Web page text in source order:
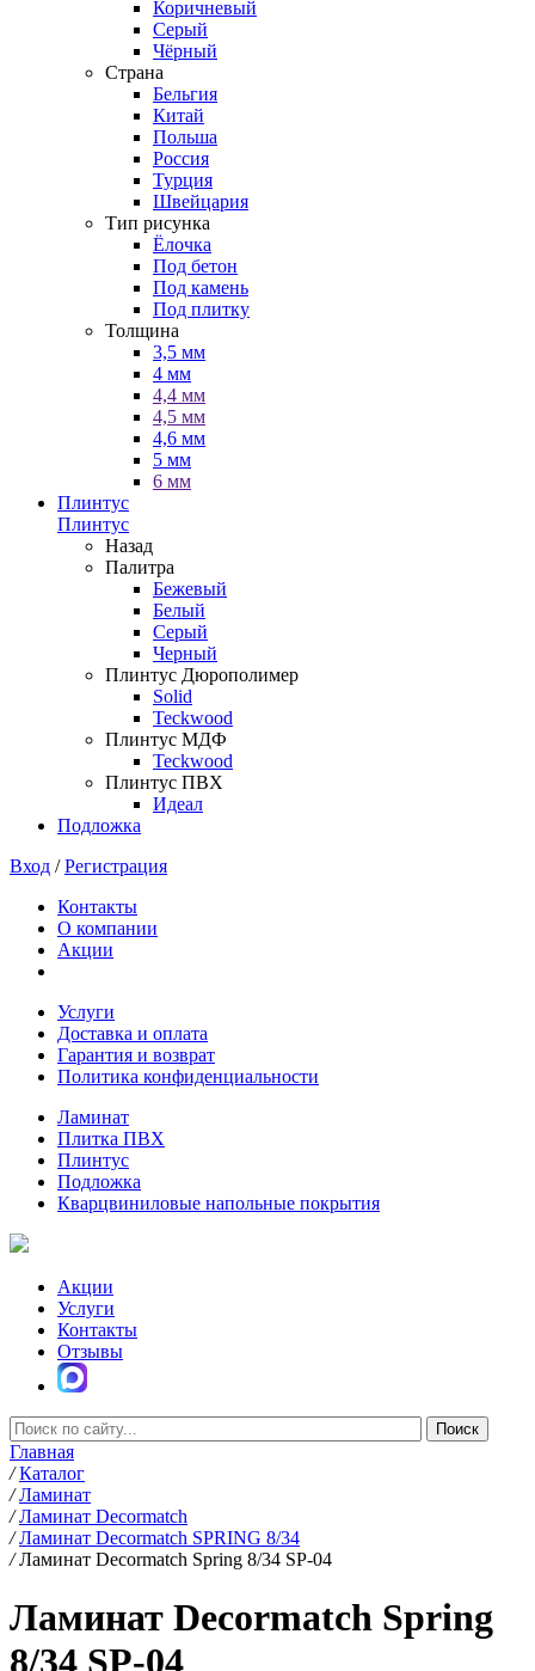
Коричневый
Серый
Чёрный
Страна
Бельгия
Китай
Польша
Россия
Турция
Швейцария
Тип рисунка
Ёлочка
Под бетон
Под камень
Под плитку
Толщина
3,5 мм
4 мм
4,4 мм
4,5 мм
4,6 мм
5 мм
6 мм
Плинтус
Плинтус
Назад
Палитра
Бежевый
Белый
Серый
Черный
Плинтус Дюрополимер
Solid
Teckwood
Плинтус МДФ
Teckwood
Плинтус ПВХ
Идеал
Подложка
Вход /Регистрация
Контакты
О компании
Акции
Услуги
Доставка и оплата
Гарантия и возврат
Политика конфиденциальности
Ламинат
Плитка ПВХ
Плинтус
Подложка
Кварцвиниловые напольные покрытия
Акции
Услуги
Контакты
Отзывы
Главная
/ Каталог
/ Ламинат
/ Ламинат Decormatch
/ Ламинат Decormatch SPRING 8/34
/ Ламинат Decormatch Spring 8/34 SP-04
Ламинат Decormatch Spring
8/34 SP-04